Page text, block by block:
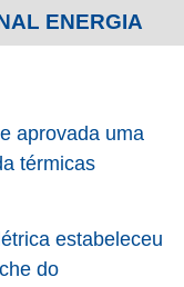
ENERGIA
aprovada uma
térmicas
estabeleceu
do